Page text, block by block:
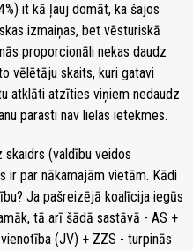
it kā ļauj domāt, ka šajos
izmaiņas, bet vēsturiskā
proporcionāli nekas daudz
vēlētāju skaits, kuri gatavi
atklāti atzīties viņiem nedaudz
parasti nav lielas ietekmes.
(valdību veidos
ir par nākamajām vietām. Kādi
Ja pašreizējā koalīcija iegūs
tā arī šādā sastāvā - AS +
(JV) + ZZS - turpinās